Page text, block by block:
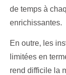
de temps à
enrichissantes.
En outre, les
limitées en
rend difficile la